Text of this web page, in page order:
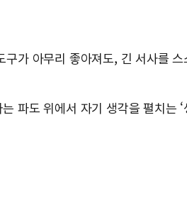
가 아무리 좋아져도, 긴 서사를
파도 위에서 자기 생각을 펼치는